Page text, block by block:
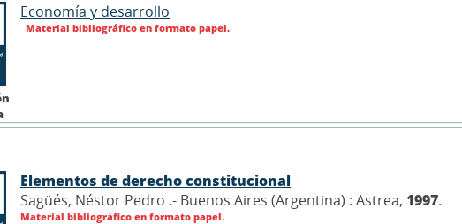
Economía y desarrollo
Material bibliográfico en formato papel.
Elementos de derecho constitucional
Sagüés, Néstor Pedro .- Buenos Aires (Argentina) : Astrea, 1997.
Material bibliográfico en formato papel.